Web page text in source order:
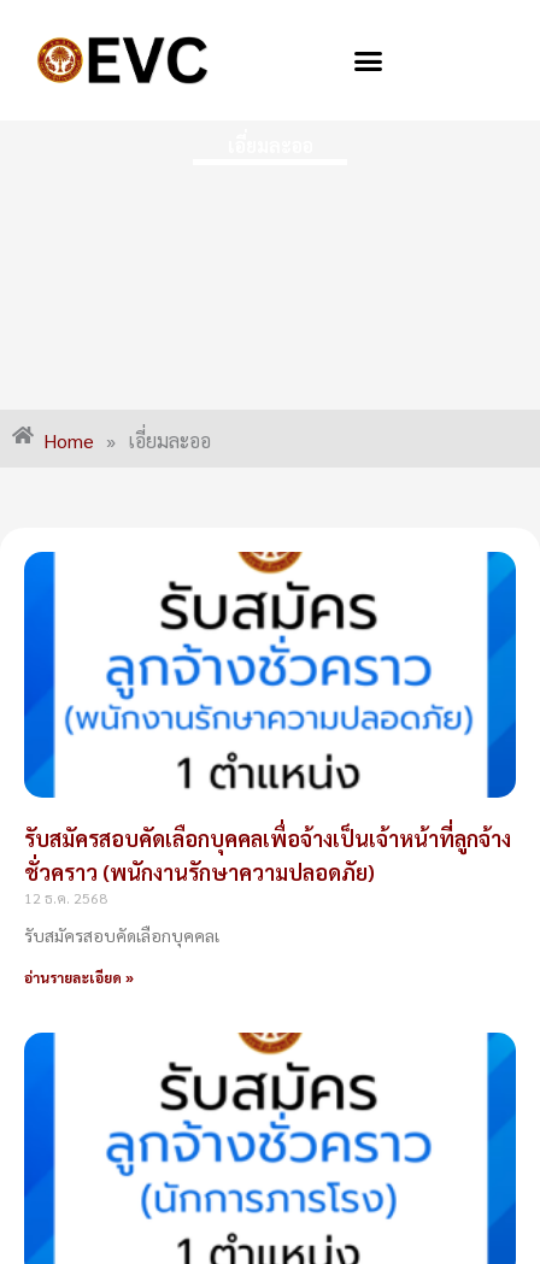
content
Home » เอี่ยมละออ
รับสมัครสอบคัดเลือกบุคคลเพื่อจ้างเป็นเจ้าหน้าที่ลูกจ้าง
ชั่วคราว (พนักงานรักษาความปลอดภัย)
12 ธ.ค. 2568
รับสมัครสอบคัดเลือกบุคคลเ
อ่านรายละเอียด »
Page Page